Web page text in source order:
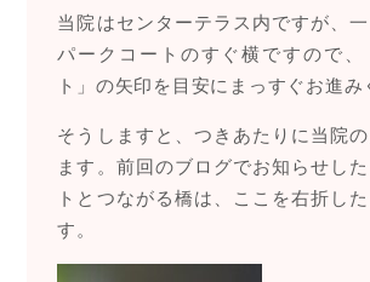
当院はセンターテラス内ですが、
パークコートのすぐ横ですので、
ト」の矢印を目安にまっすぐお進み
そうしますと、つきあたりに当院
ます。前回のブログでお知らせし
トとつながる橋は、ここを右折し
す。